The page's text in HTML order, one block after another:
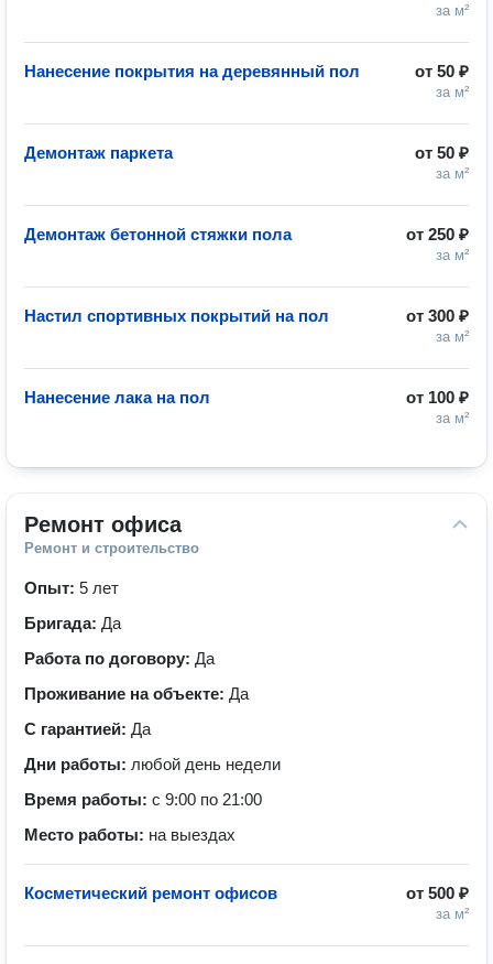
за м²
от 50 ₽
за м²
Нанесение покрытия на деревянный пол
от 50 ₽
за м²
Демонтаж паркета
от 250 ₽
за м²
Демонтаж бетонной стяжки пола
от 300 ₽
за м²
Настил спортивных покрытий на пол
от 100 ₽
за м²
Нанесение лака на пол
Ремонт офиса
Ремонт и строительство
Опыт: 5 лет
Бригада: Да
Работа по договору: Да
Проживание на объекте: Да
С гарантией: Да
Дни работы: любой день недели
Время работы: с 9:00 по 21:00
Место работы: на выездах
от 500 ₽
за м²
Косметический ремонт офисов